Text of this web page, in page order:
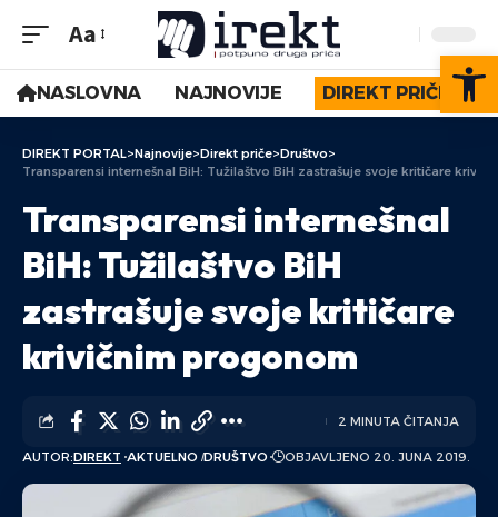
Aa
NASLOVNA NAJNOVIJE DIREKT PRIČE
DIREKT PORTAL>Najnovije>Direkt priče>Društvo>
Transparensi internešnal BiH: Tužilaštvo BiH zastrašuje svoje kritičare
Transparensi internešnal
BiH: Tužilaštvo BiH
zastrašuje svoje kritičare
krivičnim progonom
AUTOR:DIREKT AKTUELNO DRUŠTVO OBJAVLJENO 20. JUNA 2019.
2 MINUTA ČITANJA